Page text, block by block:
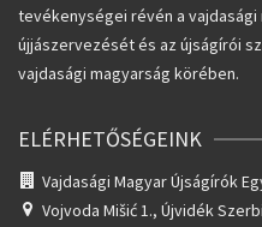
tevékenységei révén a
újjászervezését és az újságírói
vajdasági magyarság körében.
ELÉRHETŐSÉGEINK
Vajdasági Magyar Újságírók
Vojvoda Mišić 1., Újvidék